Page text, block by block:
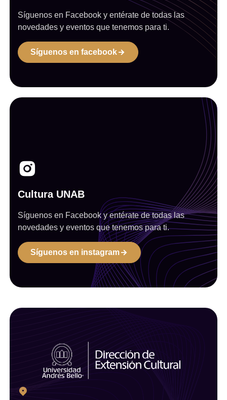
Síguenos en Facebook y entérate de todas las
novedades y eventos que tenemos para ti.
Síguenos en facebook
Cultura UNAB
Síguenos en Facebook y entérate de todas las
novedades y eventos que tenemos para ti.
Síguenos en instagram